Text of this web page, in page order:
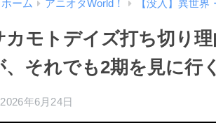
ホーム アニオタWorld！ 【没入】異世
カモトデイズ打ち切り
、それでも2期を見に行
2026年6月24日